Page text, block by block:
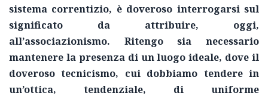
sistema correntizio, è doveroso interrogarsi sul
significato da attribuire, oggi,
all’associazionismo. Ritengo sia necessario
mantenere la presenza di un luogo ideale, dove il
doveroso tecnicismo, cui dobbiamo tendere in
un’ottica, tendenziale, di uniforme